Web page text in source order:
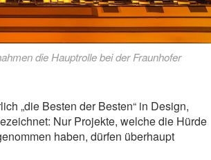
die Hauptrolle bei der Fraunhofer
„die Besten der Besten“ in Design,
Nur Projekte, welche die Hürde
haben, dürfen überhaupt